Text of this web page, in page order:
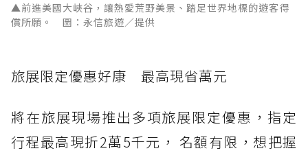
▲前進美國大峽谷，讓熱愛荒野美景、踏足世界地標的遊客得
償所願。 圖：永信旅遊／提供
旅展限定優惠好康 最高現省萬元
將在旅展現場推出多項旅展限定優惠，指定
行程最高現折2萬5千元， 名額有限，想把握